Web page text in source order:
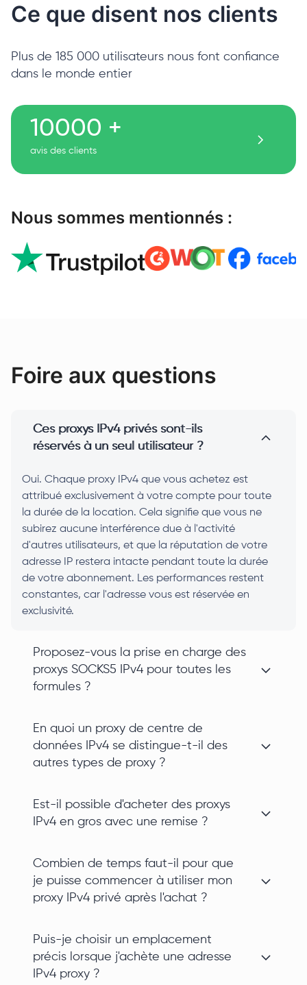
Ce que disent nos clients
Plus de 185 000 utilisateurs nous font confiance
dans le monde entier
10000 +
avis des clients
Nous sommes mentionnés :
Foire aux questions
Ces proxys IPv4 privés sont-ils
réservés à un seul utilisateur ?
Oui. Chaque proxy IPv4 que vous achetez est
attribué exclusivement à votre compte pour toute
la durée de la location. Cela signifie que vous ne
subirez aucune interférence due à l'activité
d'autres utilisateurs, et que la réputation de votre
adresse IP restera intacte pendant toute la durée
de votre abonnement. Les performances restent
constantes, car l'adresse vous est réservée en
exclusivité.
Proposez-vous la prise en charge des
proxys SOCKS5 IPv4 pour toutes les
formules ?
En quoi un proxy de centre de
données IPv4 se distingue-t-il des
autres types de proxy ?
Est-il possible d'acheter des proxys
IPv4 en gros avec une remise ?
Combien de temps faut-il pour que
je puisse commencer à utiliser mon
proxy IPv4 privé après l'achat ?
Puis-je choisir un emplacement
précis lorsque j'achète une adresse
IPv4 proxy ?